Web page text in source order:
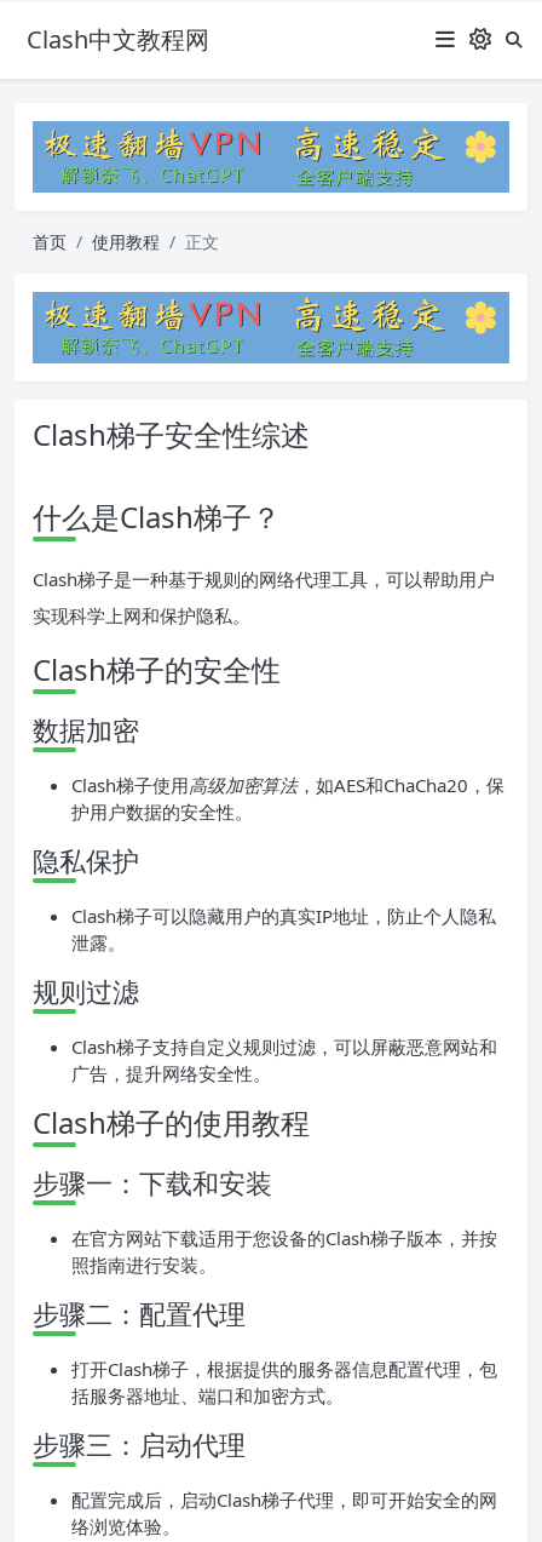
Clash中文教程网
首页 使用教程 正文
Clash梯子安全性综述
什么是Clash梯子？
Clash梯子是一种基于规则的网络代理工具，可以帮助用户
实现科学上网和保护隐私。
Clash梯子的安全性
数据加密
Clash梯子使用高级加密算法，如AES和ChaCha20，保
护用户数据的安全性。
隐私保护
Clash梯子可以隐藏用户的真实IP地址，防止个人隐私
泄露。
规则过滤
Clash梯子支持自定义规则过滤，可以屏蔽恶意网站和
广告，提升网络安全性。
Clash梯子的使用教程
步骤一：下载和安装
在官方网站下载适用于您设备的Clash梯子版本，并按
照指南进行安装。
步骤二：配置代理
打开Clash梯子，根据提供的服务器信息配置代理，包
括服务器地址、端口和加密方式。
步骤三：启动代理
配置完成后，启动Clash梯子代理，即可开始安全的网
络浏览体验。